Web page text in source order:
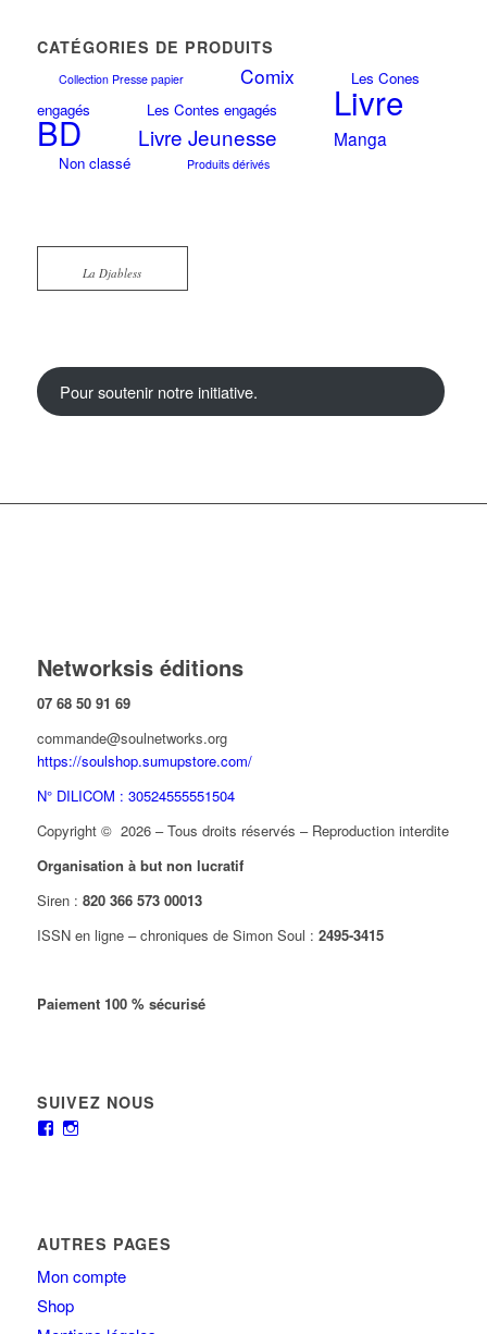
CATÉGORIES DE PRODUITS
Collection Presse papier Comix
Les Cones
engagés
Les Contes engagés Livre
BD Livre Jeunesse Manga
Non classé Produits dérivés
La Djabless
Pour soutenir notre initiative.
Networksis éditions
07 68 50 91 69
commande@soulnetworks.org
https://soulshop.sumupstore.com/
N° DILICOM : 30524555551504
Copyright © 2026 – Tous droits réservés – Reproduction interdite
Organisation à but non lucratif
Siren : 820 366 573 00013
ISSN en ligne – chroniques de Simon Soul : 2495-3415
Paiement 100 % sécurisé
SUIVEZ NOUS
AUTRES PAGES
Mon compte
Shop